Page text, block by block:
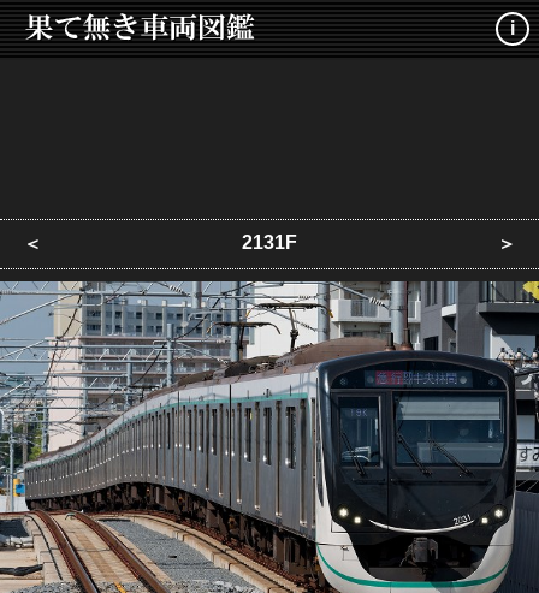
i
＜ 2131F ＞